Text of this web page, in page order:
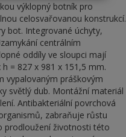
výklopný botník pro
celosvařovanou konstrukcí.
bot. Integrované úchyty,
centrálním
oddíly ve sloupci mají
= 827 x 981 x 151,5 mm.
vypalovaným práškovým
světlý dub. Montážní materiál
Antibakteriální povrchová
zabraňuje růstu
prodloužení životnosti této